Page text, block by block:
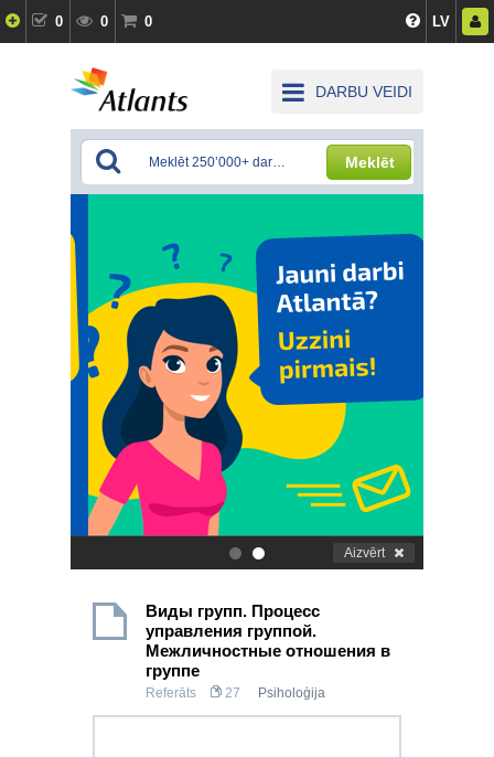
0 0 0 LV
DARBU VEIDI
Meklēt
. Aizvērt
Виды групп. Процесс
управления группой.
Межличностные отношения в
группе
Referāts 27 Psiholoģija